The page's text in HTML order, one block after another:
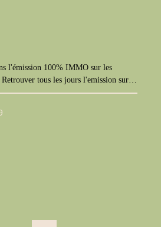
l'émission 100% IMMO sur les
tous les jours l'emission sur
téva)